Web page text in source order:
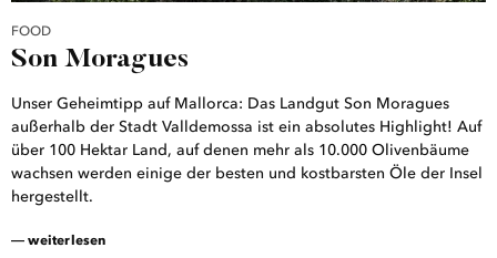
FOOD
Son Moragues
Unser Geheimtipp auf Mallorca: Das Landgut Son Moragues
außerhalb der Stadt Valldemossa ist ein absolutes Highlight! Auf
über 100 Hektar Land, auf denen mehr als 10.000 Olivenbäume
wachsen werden einige der besten und kostbarsten Öle der Insel
hergestellt.
― weiterlesen